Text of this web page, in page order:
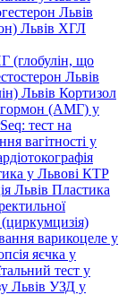
Львів
Львів ХГЛ
(глобулін, що
Львів
Львів Кортизол
(АМГ) у
тест на
вагітності у
у Львові КТР
Львів Пластика
(циркумцизія)
варикоцеле у
яєчка у
тест у
Львів УЗД у